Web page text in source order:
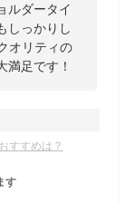
ルダータイ
しっかりし
オリティの
満足です！
すすめは？
す